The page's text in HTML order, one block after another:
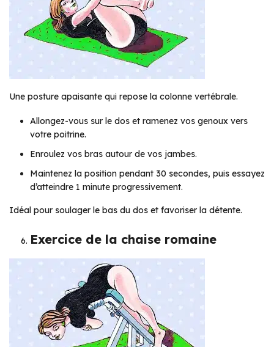
Une posture apaisante qui repose la colonne vertébrale.
Allongez-vous sur le dos et ramenez vos genoux vers
votre poitrine.
Enroulez vos bras autour de vos jambes.
Maintenez la position pendant 30 secondes, puis essayez
d’atteindre 1 minute progressivement.
Idéal pour soulager le bas du dos et favoriser la détente.
Exercice de la chaise romaine